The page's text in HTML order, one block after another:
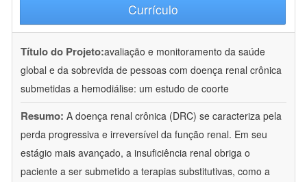
Currículo
Título do Projeto:avaliação e monitoramento da saúde
global e da sobrevida de pessoas com doença renal crônica
submetidas a hemodiálise: um estudo de coorte
Resumo: A doença renal crônica (DRC) se caracteriza pela
perda progressiva e irreversível da função renal. Em seu
estágio mais avançado, a insuficiência renal obriga o
paciente a ser submetido a terapias substitutivas, como a